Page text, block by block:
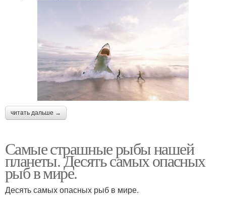
читать дальше →
Самые страшные рыбы нашей
планеты. Десять самых опасных
рыб в мире.
Десять самых опасных рыб в мире.